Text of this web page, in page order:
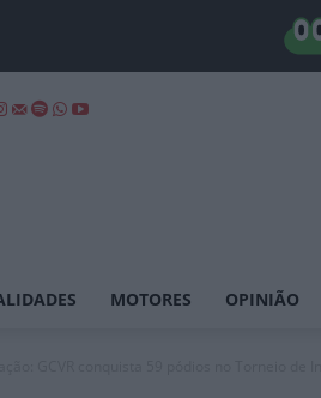
MOTORES OPINIÃO